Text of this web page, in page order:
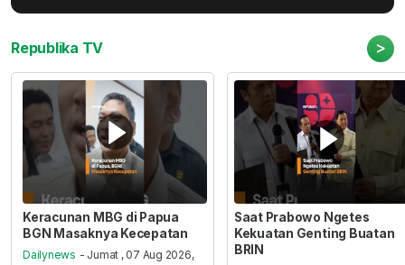
Republika TV >
Keracunan MBG di Papua
BGN Masaknya Kecepatan
Dailynews - Jumat , 07 Aug 2026,
Saat Prabowo Ngetes
Kekuatan Genting Buatan
BRIN